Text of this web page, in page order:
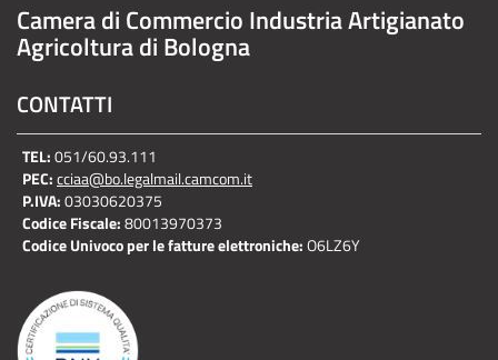
Camera di Commercio Industria Artigianato
Agricoltura di Bologna
CONTATTI
TEL:051/60.93.111
PEC:cciaa@bo.legalmail.camcom.it
P.IVA:03030620375
Codice Fiscale:80013970373
Codice Univoco per le fatture elettroniche:O6LZ6Y